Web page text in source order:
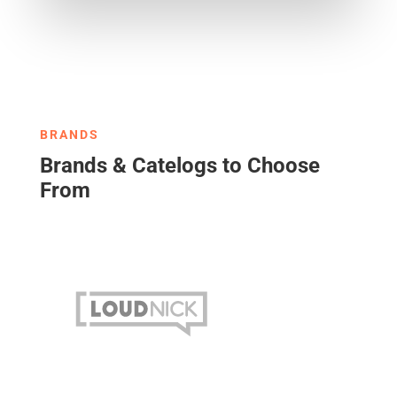
BRANDS
Brands & Catelogs to Choose
From